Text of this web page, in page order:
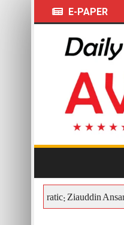
E-PAPER
and Democratic: